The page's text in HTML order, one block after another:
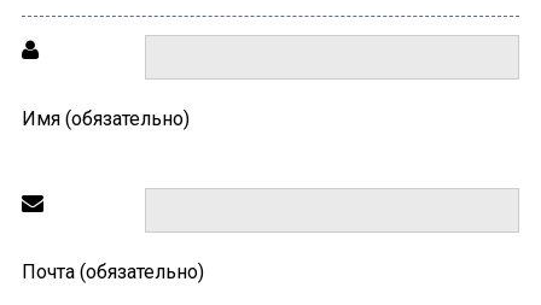
Имя (обязательно)
Почта (обязательно)